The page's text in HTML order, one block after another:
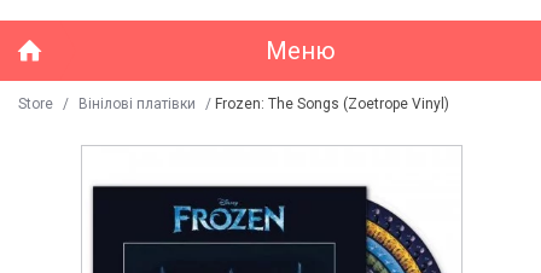
Меню
Store / Вінілові платівки / Frozen: The Songs (Zoetrope Vinyl)